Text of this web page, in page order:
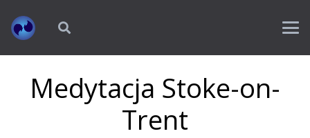
Medytacja Stoke-on-
Trent